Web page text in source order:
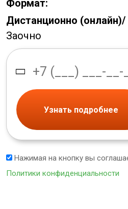
Формат:
Дистанционно (онлайн)/
Заочно
Узнать подробнее
Нажимая на кнопку вы
Политики конфиденциальности